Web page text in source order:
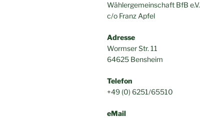
Wählergemeinschaft BfB e.V.
c/o Franz Apfel
Adresse
Wormser Str. 11
64625 Bensheim
Telefon
+49 (0) 6251/65510
eMail